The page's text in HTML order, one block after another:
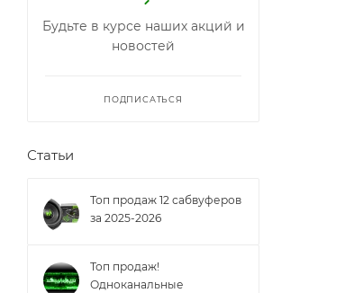
Будьте в курсе наших акций и
новостей
ПОДПИСАТЬСЯ
Статьи
Топ продаж 12 сабвуферов
за 2025-2026
Топ продаж!
Одноканальные